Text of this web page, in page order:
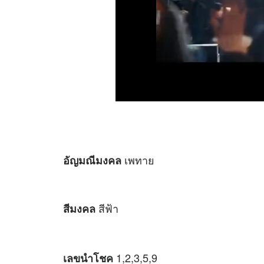
อัญมณีมงคล เพทาย
สีมงคล สีฟ้า
เลขนำโชค 1,2,3,5,9